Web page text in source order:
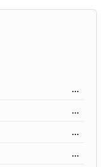
...
...
...
...